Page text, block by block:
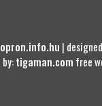
|
tigaman.com free